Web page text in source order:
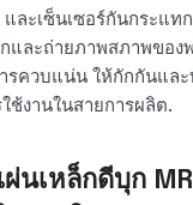
ละเซ็นเซอร์กันกระแท
และถ่ายภาพสภาพของ
รควบแน่น ให้กักกันแล
ช้งานในสายการผลิต.
ผ่นเหล็กดีบุก